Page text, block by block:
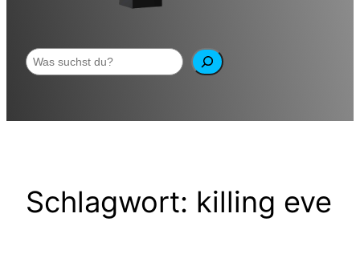
Suchen
Schlagwort: killing eve